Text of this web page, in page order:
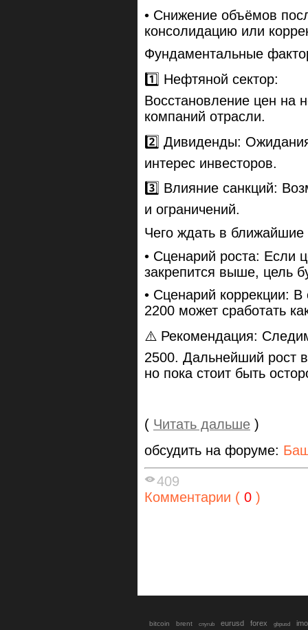
• Снижение объёмов
консолидацию или
Фундаментальные
1️⃣ Нефтяной сектор:
Восстановление цен на
компаний отрасли.
2️⃣ Дивиденды:
интерес инвесторов.
3️⃣ Влияние санкций:
и ограничений.
Чего ждать в ближайшие
• Сценарий роста: Если
закрепится выше, цель
• Сценарий коррекции:
2200 может сработать
⚠️ Рекомендация:
2500. Дальнейший рост
но пока стоит быть
( Читать дальше )
обсудить на форуме:
409
Комментарии ( 0 )
bitcoin brent cnyrub eurusd forex gbpusd